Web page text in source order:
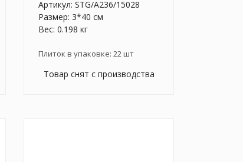
Артикул: STG/A236/15028
Размер: 3*40 см
Вес: 0.198 кг
Плиток в упаковке: 22 шт
Товар снят с производства